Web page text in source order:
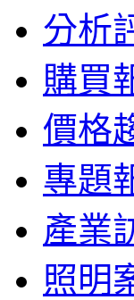
分析
購買
價格
專題
產業
照明